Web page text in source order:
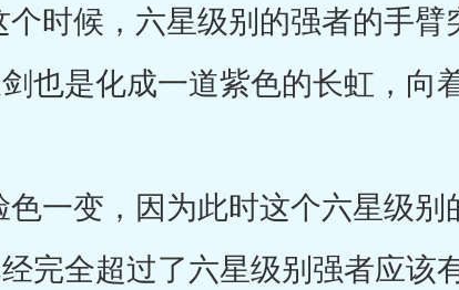
候，六星级别的强者的手臂
也是化成一道紫色的长虹，向
变，因为此时这个六星级别
完全超过了六星级别强者应该